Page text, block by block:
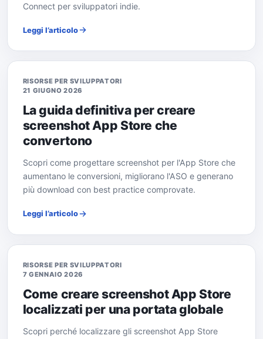
Connect per sviluppatori indie.
Leggi l’articolo
RISORSE PER SVILUPPATORI
21 GIUGNO 2026
La guida definitiva per creare
screenshot App Store che
convertono
Scopri come progettare screenshot per l'App Store che
aumentano le conversioni, migliorano l'ASO e generano
più download con best practice comprovate.
Leggi l’articolo
RISORSE PER SVILUPPATORI
7 GENNAIO 2026
Come creare screenshot App Store
localizzati per una portata globale
Scopri perché localizzare gli screenshot App Store